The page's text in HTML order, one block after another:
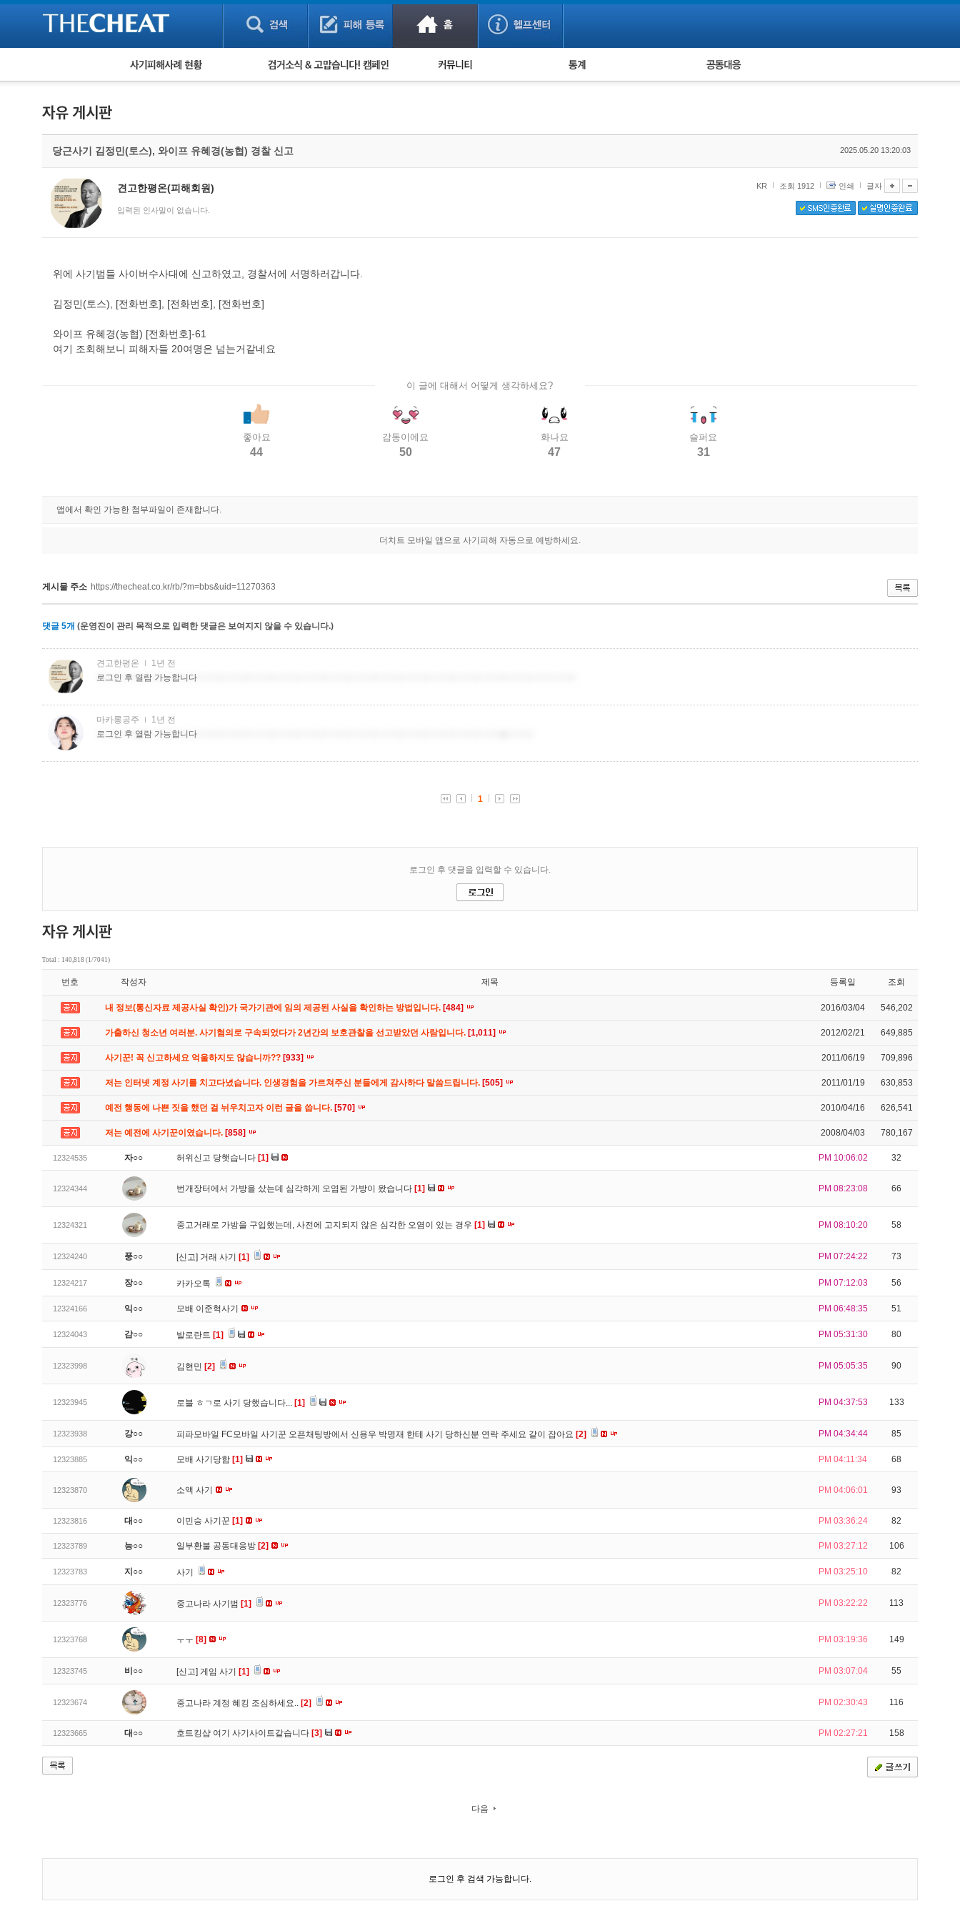
피해사례 현황
보이스피싱 피해사례
유해사이트 목록
비공개 피해사례
워킹홀리데이 피해사례
검거 소식 사기 예방했어요! 누적 피해사례 통계 피해자 공동대응
당근사기 김정민(토스), 와이프 유혜경(농협) 경찰 신고 2025.05.20 13:20:03
견고한평온(피해회원)
입력된 인사말이 없습니다.
KR 조회 1912 인쇄 글자
위에 사기범들 사이버수사대에 신고하였고, 경찰서에 서명하러갑니다.
김정민(토스), [전화번호], [전화번호], [전화번호]
와이프 유혜경(농협) [전화번호]-61
여기 조회해보니 피해자들 20여명은 넘는거같네요
이 글에 대해서 어떻게 생각하세요?
좋아요
44
감동이에요
50
화나요
47
슬퍼요
31
앱에서 확인 가능한 첨부파일이 존재합니다.
더치트 모바일 앱으로 사기피해 자동으로 예방하세요.
게시물 주소 https://thecheat.co.kr/rb/?m=bbs&uid=11270363
댓글 5개 (운영진이 관리 목적으로 입력한 댓글은 보여지지 않을 수 있습니다.)
Total : 140,818 (1/7041)
번호 작성자 제목 등록일 조회
내 정보(통신자료 제공사실 확인)가 국가기관에 임의 제공된 사실을 확인하는 방법입니다. [484] 2016/03/04 546,202
가출하신 청소년 여러분. 사기혐의로 구속되었다가 2년간의 보호관찰을 선고받았던 사람입니다. [1,011] 2012/02/21 649,885
사기꾼! 꼭 신고하세요 억울하지도 않습니까?? [933] 2011/06/19 709,896
저는 인터넷 계정 사기를 치고다녔습니다. 인생경험을 가르쳐주신 분들에게 감사하다 말씀드립니다. [505] 2011/01/19 630,853
예전 행동에 나쁜 짓을 했던 걸 뉘우치고자 이런 글을 씁니다. [570] 2010/04/16 626,541
저는 예전에 사기꾼이였습니다. [858] 2008/04/03 780,167
12324535 자○○ 허위신고 당햇습니다 [1] PM 10:06:02 32
12324344 번개장터에서 가방을 샀는데 심각하게 오염된 가방이 왔습니다 [1] PM 08:23:08 66
12324321 중고거래로 가방을 구입했는데, 사전에 고지되지 않은 심각한 오염이 있는 경우 [1] PM 08:10:20 58
12324240 풍○○ [신고] 거래 사기 [1] PM 07:24:22 73
12324217 장○○ 카카오톡 PM 07:12:03 56
12324166 익○○ 모배 이준혁사기 PM 06:48:35 51
12324043 감○○ 발로란트 [1] PM 05:31:30 80
12323998 김현민 [2] PM 05:05:35 90
12323945 로블 ㅎㄱ로 사기 당했습니다... [1] PM 04:37:53 133
12323938 강○○ 피파모바일 FC모바일 사기꾼 오픈채팅방에서 신용우 박명재 한테 사기 당하신분 연락 주세요 같이 잡아요 [2] PM 04:34:44 85
12323885 익○○ 모배 사기당함 [1] PM 04:11:34 68
12323870 소액 사기 PM 04:06:01 93
12323816 대○○ 이민승 사기꾼 [1] PM 03:36:24 82
12323789 능○○ 일부환불 공동대응방 [2] PM 03:27:12 106
12323783 지○○ 사기 PM 03:25:10 82
12323776 중고나라 사기범 [1] PM 03:22:22 113
12323768 ㅜㅜ [8] PM 03:19:36 149
12323745 비○○ [신고] 게임 사기 [1] PM 03:07:04 55
12323674 중고나라 계정 혜킹 조심하세요.. [2] PM 02:30:43 116
12323665 대○○ 호트킹샵 여기 사기사이트같습니다 [3] PM 02:27:21 158
다음
로그인 후 검색 가능합니다.